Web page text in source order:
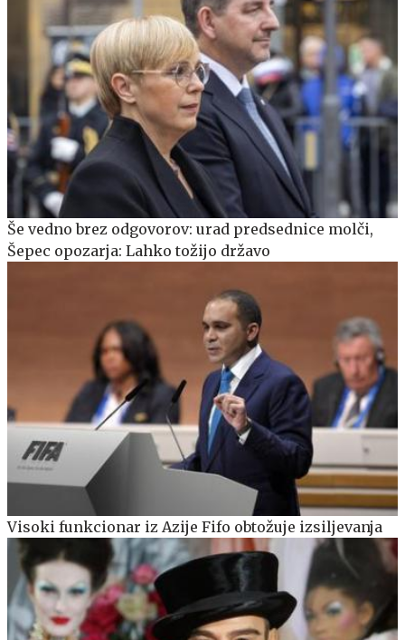
Še vedno brez odgovorov: urad predsednice molči,
Šepec opozarja: Lahko tožijo državo
Visoki funkcionar iz Azije Fifo obtožuje izsiljevanja